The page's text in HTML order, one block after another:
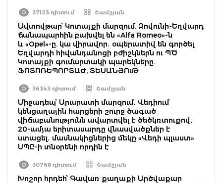
37123 դիտում Շամշյան
Ավտովթար՝ Կոտայքի մարզում. Զովունի-Եղվարդ
ճանապարհին բախվել են «Alfa Romeo»-ն
և «Opel»-ը. կա վիրավոր․ օպերատիվ են գործել
Եղվարդի հիվանդանոցի բժիշկներն ու ՊԾ
Կոտայքի գումարտակի պարեկները.
ՖՈՏՈՌԵՊՈՐՏԱԺ, ՏԵՍԱՆՅՈւԹ
36343 դիտում Շամշյան
Միջադեպ՝ Արարատի մարզում․ Վեդիում
կենցաղային հարցերի շուրջ ծագած
վիճաբանությունն ավարտվել է ծեծկռտուքով․
20-ամյա երիտասարդը վնասվածքներ է
ստացել․ մասնակիցներից մեկը «Վեդի պլաստ»
ՍՊԸ-ի տնօրենի որդին է
30768 դիտում Շամշյան
Խոշոր հրդեհ՝ Գավառ քաղաքի Արծվաքար